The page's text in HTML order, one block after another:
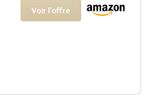
Voir l'offre